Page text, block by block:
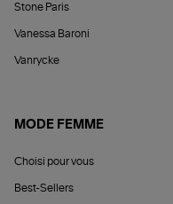
Stone Paris
Vanessa Baroni
Vanrycke
MODE FEMME
Choisi pour vous
Best-Sellers